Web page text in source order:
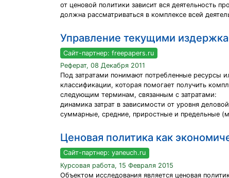
от ценовой политики зависит вся деятельность
должна рассматриваться в комплексе всей
Управление текущими
Сайт-партнер: freepapers.ru
Реферат, 08 Декабря 2011
Под затратами понимают потребленные ресурсы
классификации, которая помогает получить
следующим терминам, связанным с затратами:
динамика затрат в зависимости от уровня
суммарные, средние, приростные и предельные
Ценовая политика как
Сайт-партнер: yaneuch.ru
Курсовая работа, 15 Февраля 2015
Объектом исследования является ценовая